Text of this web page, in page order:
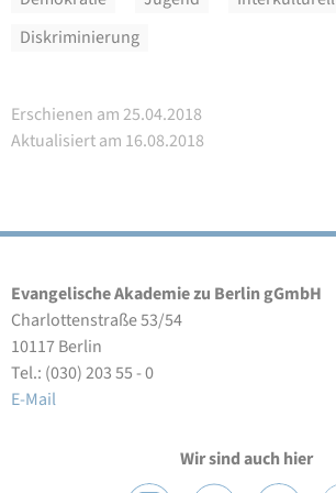
Diskriminierung
Erschienen am 25.04.2018
Aktualisiert am 16.08.2018
Evangelische Akademie zu Berlin gGmbH
Charlottenstraße 53/54
10117 Berlin
Tel.: (030) 203 55 - 0
E-Mail
Wir sind auch hier